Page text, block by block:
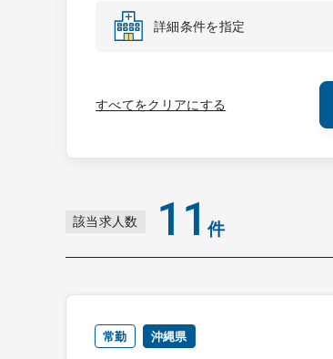
詳細条件を指定
すべてをクリアにする
該当求人数 11件
常勤 沖縄県